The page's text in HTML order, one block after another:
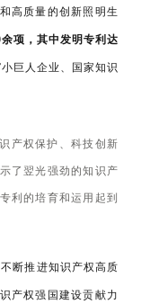
高质量的创新照明生
项，其中发明专利达
巨人企业、国家知识
产权保护、科技创新
了翌光强劲的知识产
利的培育和运用起到
断推进知识产权高质
产权强国建设贡献力